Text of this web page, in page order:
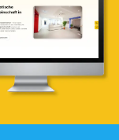
& -entwicklung